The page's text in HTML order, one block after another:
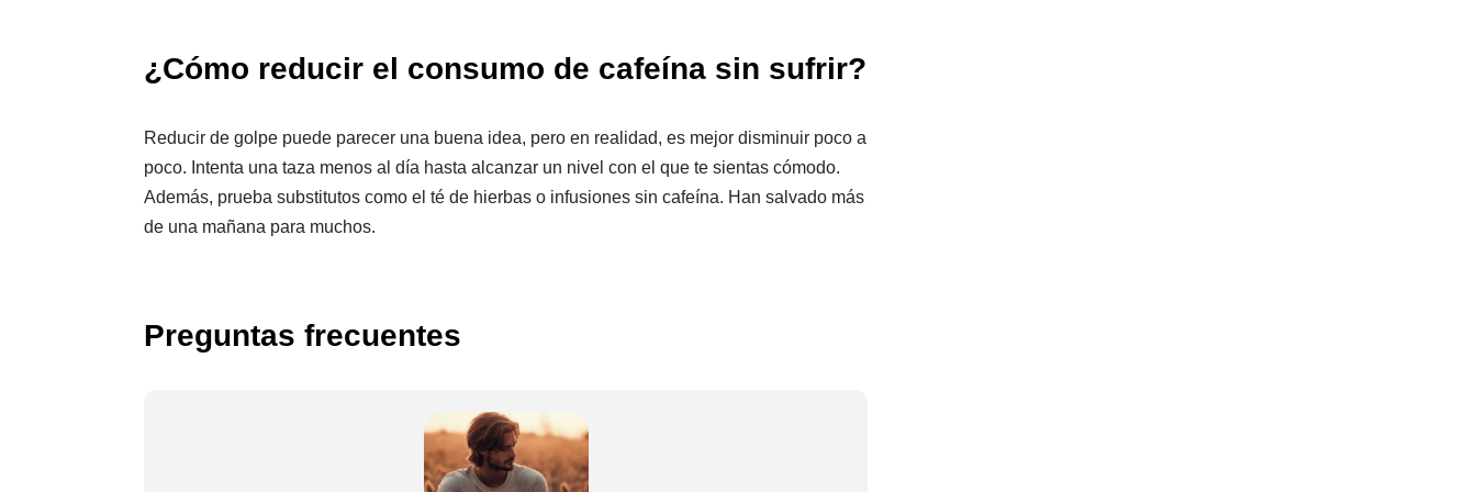
¿Cómo reducir el consumo de cafeína sin sufrir?
Reducir de golpe puede parecer una buena idea, pero en realidad, es mejor disminuir poco a
poco. Intenta una taza menos al día hasta alcanzar un nivel con el que te sientas cómodo.
Además, prueba substitutos como el té de hierbas o infusiones sin cafeína. Han salvado más
de una mañana para muchos.
Preguntas frecuentes